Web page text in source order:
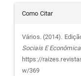
do
artigo
Como Citar
Vários. (2014).
Sociais E
https://
w/369